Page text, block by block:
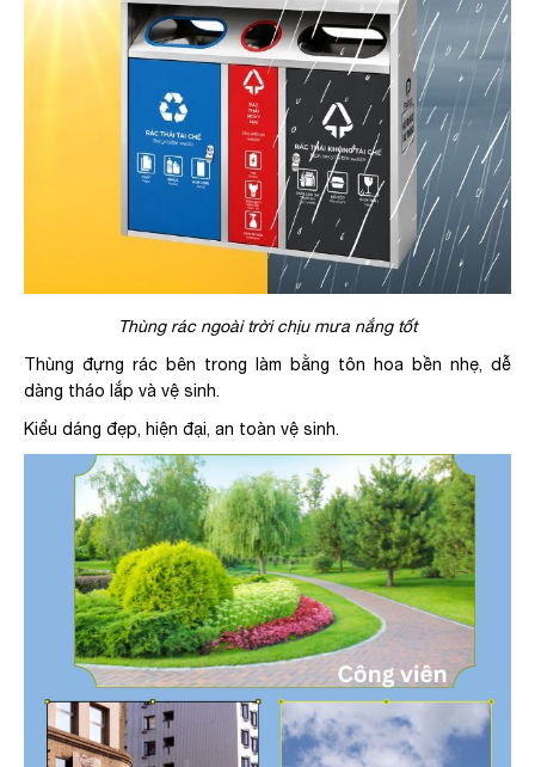
Thùng rác ngoài trời chịu mưa nắng tốt
Thùng đựng rác bên trong làm bằng tôn hoa bền nhẹ, dễ
dàng tháo lắp và vệ sinh.
Kiểu dáng đẹp, hiện đại, an toàn vệ sinh.